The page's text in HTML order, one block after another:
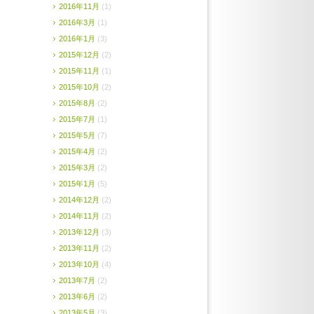
2016年11月 (1)
2016年3月 (1)
2016年1月 (3)
2015年12月 (2)
2015年11月 (1)
2015年10月 (2)
2015年8月 (2)
2015年7月 (1)
2015年5月 (7)
2015年4月 (2)
2015年3月 (2)
2015年1月 (5)
2014年12月 (2)
2014年11月 (2)
2013年12月 (3)
2013年11月 (2)
2013年10月 (4)
2013年7月 (2)
2013年6月 (2)